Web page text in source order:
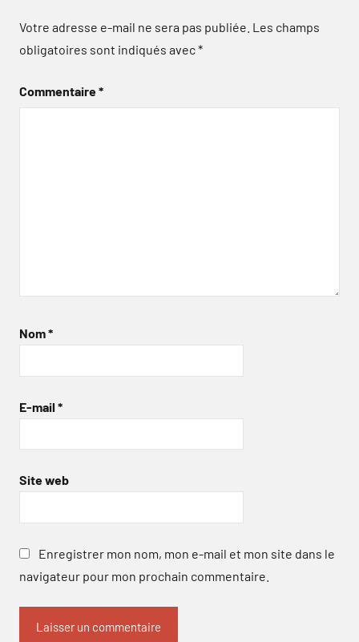
Votre adresse e-mail ne sera pas publiée. Les champs
obligatoires sont indiqués avec*
Commentaire*
Nom*
E-mail *
Site web
Enregistrer mon nom, mon e-mail et mon site dans le
navigateur pour mon prochain commentaire.